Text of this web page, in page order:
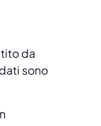
da
sono